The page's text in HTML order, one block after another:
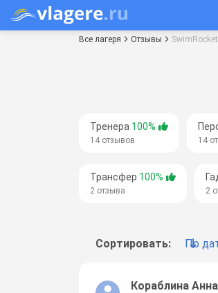
Все лагеря Отзывы SwimRocket
Тренера 100%
14 отзывов 14
Трансфер 100%
2 отзыва 2
Сортировать: По
Кораблина